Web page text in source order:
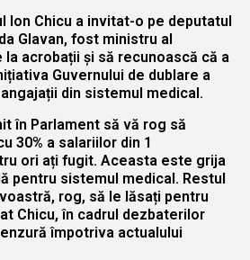
Ion Chicu a invitat-o pe deputatul
Glavan, fost ministru al
la acrobații și să recunoască că a
Guvernului de dublare a
din sistemul medical.
în Parlament să vă rog să
30% a salariilor din 1
ori ați fugit. Aceasta este grija
pentru sistemul medical. Restul
rog, să le lăsați pentru
Chicu, în cadrul dezbaterilor
împotriva actualului